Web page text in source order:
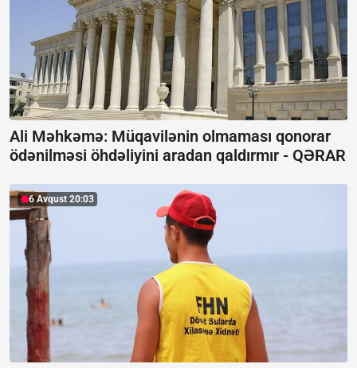
Ali Məhkəmə: Müqavilənin olmaması qonorar
ödənilməsi öhdəliyini aradan qaldırmır - QƏRAR
6 Avqust 20:03